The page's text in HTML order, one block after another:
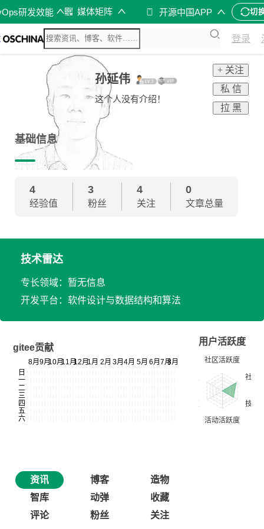
研发效能 媒体矩阵 开源中国APP 切
登录
孙延伟
这个人没有介绍！
+ 关注
私 信
拉 黑
基础信息
4
经验值
3
粉丝
4
关注
0
文章总量
技术雷达
专长领域：暂无信息
开发平台：软件设计与数据结构和算法
gitee贡献
用户活跃度
资讯 博客
造物
智库
动弹
收藏
评论
粉丝 关注